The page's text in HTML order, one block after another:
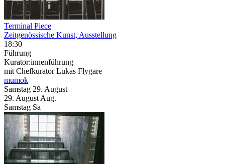
Terminal Piece
Zeitgenössische Kunst, Ausstellung
18:30
Führung
Kurator:innenführung
mit Chefkurator Lukas Flygare
mumok
Samstag 29. August
29. August Aug.
Samstag Sa